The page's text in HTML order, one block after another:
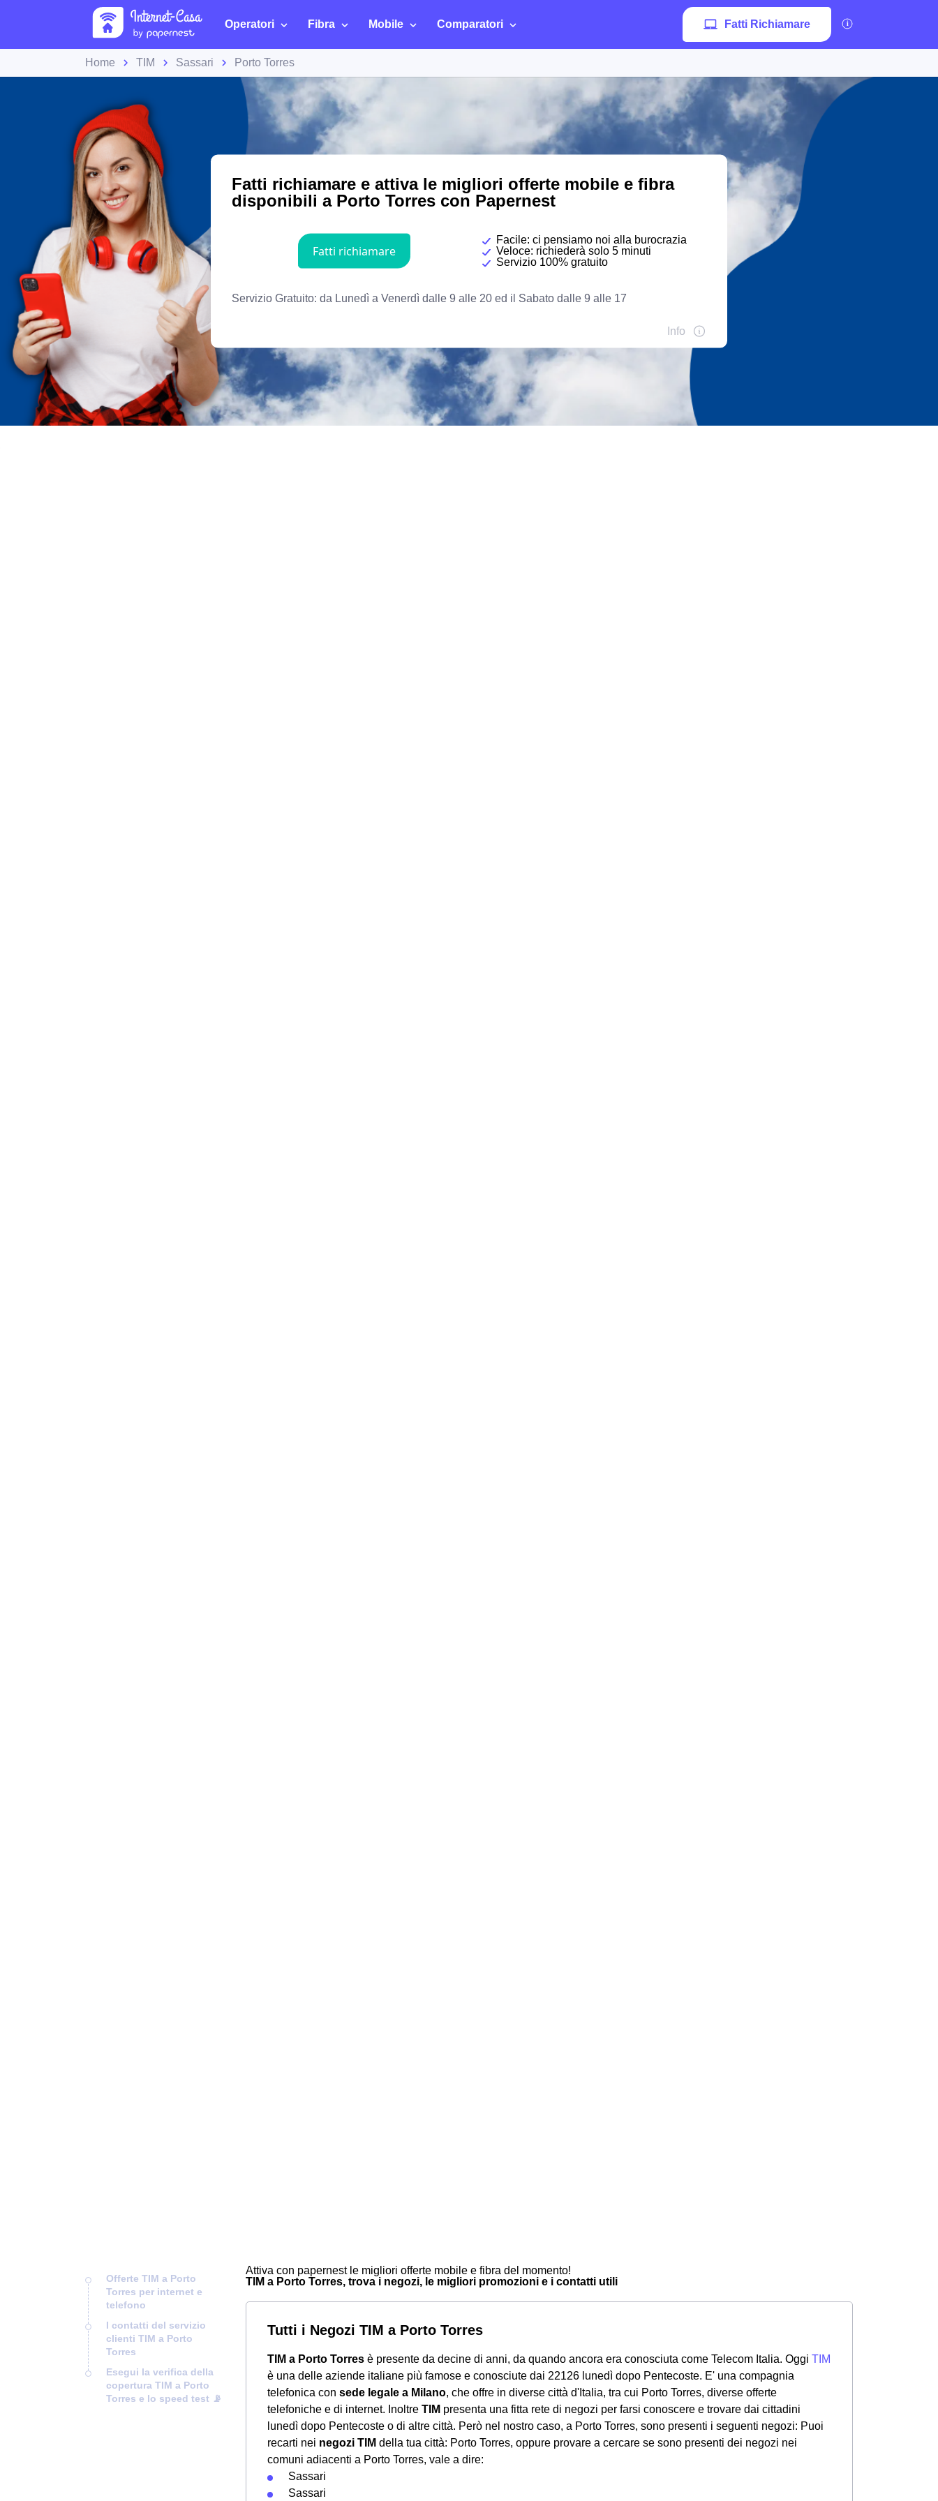
Operatori Fibra Mobile Comparatori Fatti Richiamare
Home TIM Sassari Porto Torres
Offerte TIM a Porto
Torres per internet e
telefono
I contatti del servizio
clienti TIM a Porto
Torres
Esegui la verifica della
copertura TIM a Porto
Torres e lo speed test 📡
Attiva con papernest le migliori offerte mobile e fibra del momento!
TIM a Porto Torres, trova i negozi, le migliori promozioni e i contatti utili
Tutti i Negozi TIM a Porto Torres
TIM a Porto Torres è presente da decine di anni, da quando ancora era conosciuta come Telecom Italia. Oggi TIM
è una delle aziende italiane più famose e conosciute dai 22126 lunedì dopo Pentecoste. E' una compagnia
telefonica con sede legale a Milano, che offre in diverse città d'Italia, tra cui Porto Torres, diverse offerte
telefoniche e di internet. Inoltre TIM presenta una fitta rete di negozi per farsi conoscere e trovare dai cittadini
lunedì dopo Pentecoste o di altre città. Però nel nostro caso, a Porto Torres, sono presenti i seguenti negozi: Puoi
recarti nei negozi TIM della tua città: Porto Torres, oppure provare a cercare se sono presenti dei negozi nei
comuni adiacenti a Porto Torres, vale a dire:
Sassari
Sassari